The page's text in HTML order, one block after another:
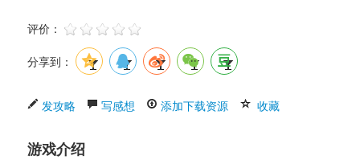
评价：
分享到：
发攻略 写感想 添加下载资源 收藏
游戏介绍